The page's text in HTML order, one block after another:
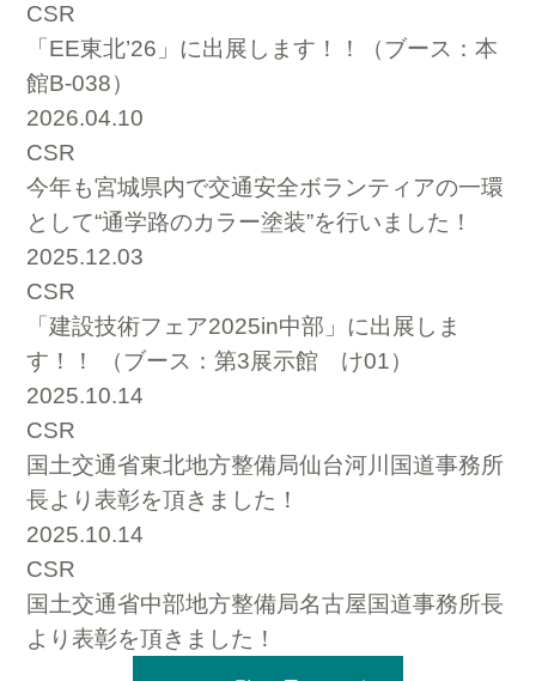
CSR
「EE東北’26」に出展します！！（ブース：本
館B-038）
2026.04.10
CSR
今年も宮城県内で交通安全ボランティアの一環
として“通学路のカラー塗装”を行いました！
2025.12.03
CSR
「建設技術フェア2025in中部」に出展しま
す！！ （ブース：第3展示館 け01）
2025.10.14
CSR
国土交通省東北地方整備局仙台河川国道事務所
長より表彰を頂きました！
2025.10.14
CSR
国土交通省中部地方整備局名古屋国道事務所長
より表彰を頂きました！